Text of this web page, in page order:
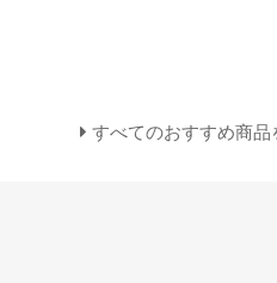
すべてのおすすめ商品